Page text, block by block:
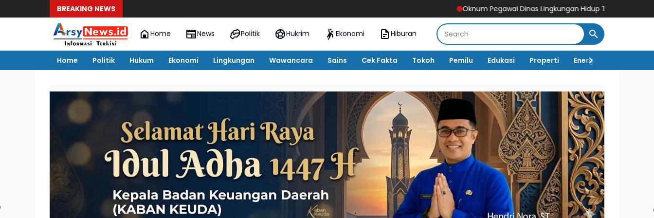
BREAKING NEWS Oknum Pegawai Dinas Lingkungan Hidup Tebo Mangkir Kerja Usai Dipanggil
Home News Politik Hukrim Ekonomi Hiburan
Home Politik Hukum Ekonomi Lingkungan Wawancara Sains Cek Fakta Tokoh Pemilu Edukasi Properti Energi